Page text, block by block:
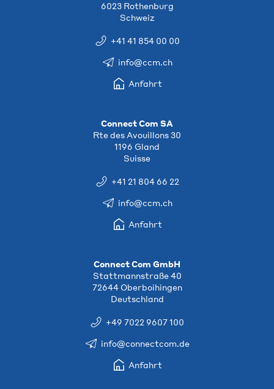
6023 Rothenburg
Schweiz
+41 41 854 00 00
info@ccm.ch
Anfahrt
Connect Com SA
Rte des Avouillons 30
1196 Gland
Suisse
+41 21 804 66 22
info@ccm.ch
Anfahrt
Connect Com GmbH
Stattmannstraße 40
72644 Oberboihingen
Deutschland
+49 7022 9607 100
info@connectcom.de
Anfahrt